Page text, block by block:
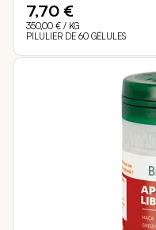
7,70 €
350,00 € / KG
PILULIER DE 60 GÉLULES